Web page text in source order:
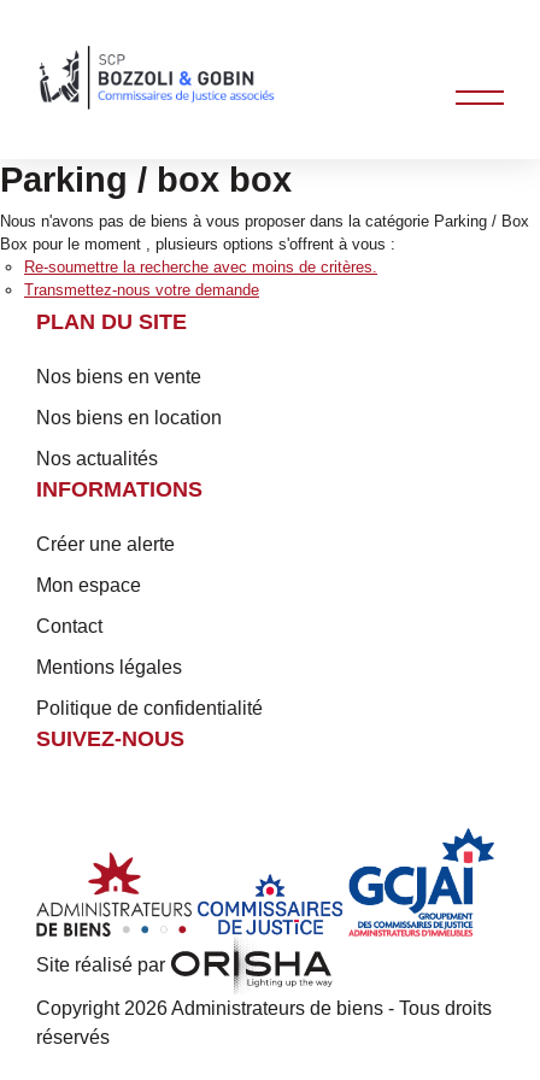
Parking / box box
Nous n'avons pas de biens à vous proposer dans la catégorie Parking / Box
Box pour le moment , plusieurs options s'offrent à vous :
Re-soumettre la recherche avec moins de critères.
Transmettez-nous votre demande
PLAN DU SITE
Nos biens en vente
Nos biens en location
Nos actualités
INFORMATIONS
Créer une alerte
Mon espace
Contact
Mentions légales
Politique de confidentialité
SUIVEZ-NOUS
Site réalisé par
Copyright 2026 Administrateurs de biens - Tous droits
réservés